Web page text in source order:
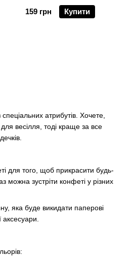
атрибутів. Хочете,
весілля, тоді краще за все
для того, щоб прикрасити будь-
зустріти конфеті у різних
яка буде викидати паперові
аксесуари.
159 грн
Купити